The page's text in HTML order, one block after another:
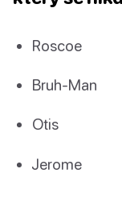
Roscoe
Bruh-Man
Otis
Jerome